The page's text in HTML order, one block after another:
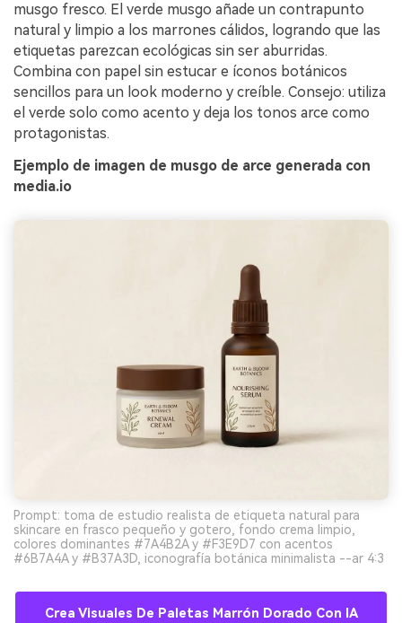
musgo fresco. El verde musgo añade un contrapunto
natural y limpio a los marrones cálidos, logrando que las
etiquetas parezcan ecológicas sin ser aburridas.
Combina con papel sin estucar e íconos botánicos
sencillos para un look moderno y creíble. Consejo: utiliza
el verde solo como acento y deja los tonos arce como
protagonistas.
Ejemplo de imagen de musgo de arce generada con
media.io
Prompt: toma de estudio realista de etiqueta natural para
skincare en frasco pequeño y gotero, fondo crema limpio,
colores dominantes #7A4B2A y #F3E9D7 con acentos
#6B7A4A y #B37A3D, iconografía botánica minimalista --ar 4:3
Crea Visuales De Paletas Marrón Dorado Con IA